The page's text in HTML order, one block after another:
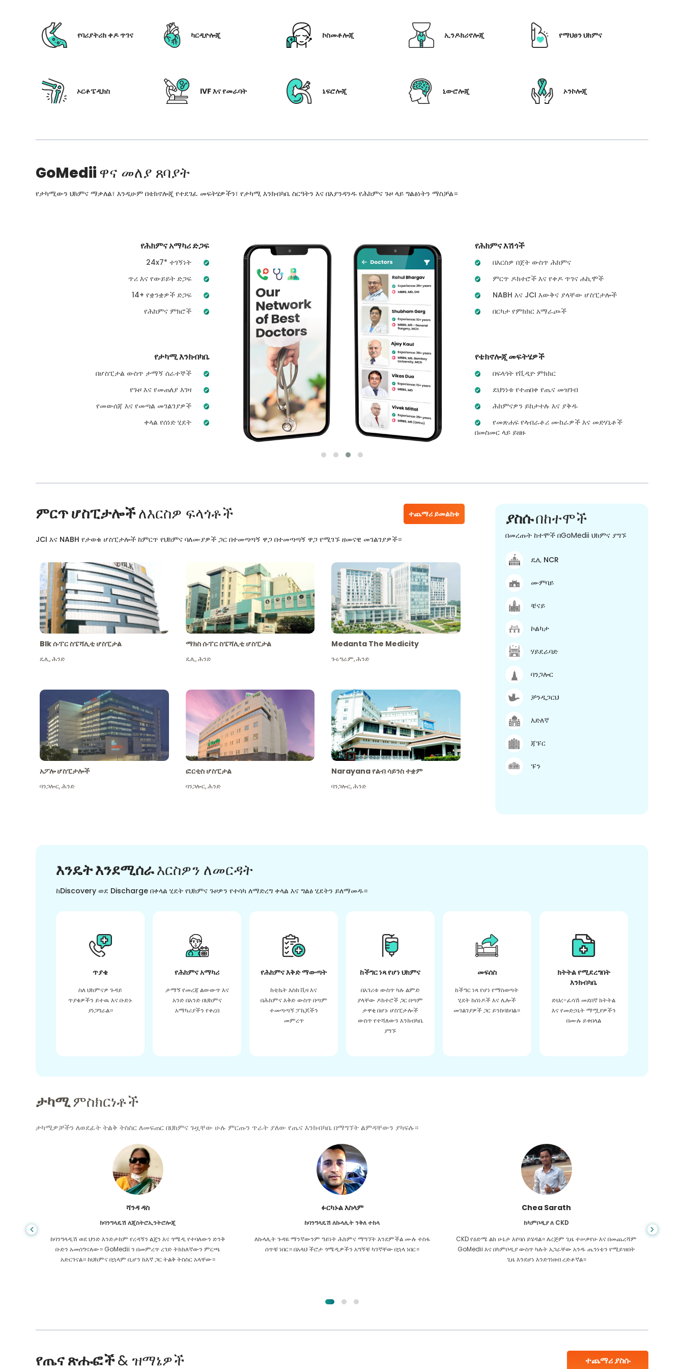
የባሪያትሪክ ቀዶ ጥገና ካርዲዮሎጂ ኮስመቶሎጂ ኢንዶክሪኖሎጂ የማህፀን ህክምና
ኦርቶፔዲክስ IVF እና የመራባት ኔፍሮሎጂ ኒውሮሎጂ ኦንኮሎጂ
GoMediiዋና መለያ ጸባያት
የታካሚውን ህክምና ማቃለል፣ እንዲሁም በቴክኖሎጂ የተደገፈ መፍትሄዎችን፣ የታካሚ እንክብካቤ ስርዓትን እና በእያንዳንዱ የሕክምና ጉዞ ላይ ግልፅነትን ማስቻል።
የሕክምና አማካሪ ድጋፍ
24x7* ተገኝነት
ጥሪ እና የውይይት ድጋፍ
14+ የቋንቋዎች ድጋፍ
የሕክምና ምክሮች
የታካሚ እንክብካቤ
በሆስፒታል ውስጥ ታማኝ ሰራተኞች
የጉዞ እና የመጠለያ እገዛ
የመውሰጃ እና የመጣል መገልገያዎች
ቀላል የሰነድ ሂደት
የሕክምና እሽጎች
በእርስዎ በጀት ውስጥ ሕክምና
ምርጥ ዶክተሮች እና የቀዶ ጥገና ሐኪሞች
NABH እና JCI እውቅና ያላቸው ሆስፒታሎች
በርካታ የምክክር አማራጮች
የቴክኖሎጂ መፍትሄዎች
በፍላጎት የቪዲዮ ምክክር
ደህንነቱ የተጠበቀ የጤና መዝገብ
ሕክምናዎን ይከታተሉ እና ያቅዱ
የመጽሐፍ የላብራቶሪ ሙከራዎች እና መድሃኒቶች
በመስመር ላይ ይዘዙ
ምርጥ ሆስፒታሎችለእርስዎ ፍላጎቶች ተጨማሪ ይመልከቱ
JCI እና NABH የታወቁ ሆስፒታሎች ከምርጥ የህክምና ባለሙያዎች ጋር በተመጣጣኝ ዋጋ በተመጣጣኝ ዋጋ የሚገኙ ዘመናዊ መገልገያዎች።
Blk ሱፐር ስፔሻሊቲ ሆስፒታል
ዴሊ,ሕንድ
ማክስ ሱፐር ስፔሻሊቲ ሆስፒታል
ዴሊ,ሕንድ
Medanta The Medicity
ጉሩግራም,ሕንድ
አፖሎ ሆስፒታሎች
ባንጋሎር,ሕንድ
ፎርቲስ ሆስፒታል
ባንጋሎር,ሕንድ
Narayana የልብ ሳይንስ ተቋም
ባንጋሎር,ሕንድ
ያስሱበከተሞች
በመረጡት ከተሞች በGoMedii ህክምና ያግኙ
ዴሊ NCR
ሙምባይ
ቼናይ
ኮልካታ
ሃይደራባድ
ባንጋሎር
ቻንዲጋርህ
እድለኛ
ጃፑር
ፑን
እንዴት እንደሚሰራእርስዎን ለመርዳት
ከDiscovery ወደ Discharge በቀላል ሂደት የህክምና ጉዞዎን የተሳካ ለማድረግ ቀላል እና ግልፅ ሂደትን ይለማመዱ።
ጥያቄ
ስለ ህክምናዎ ጉዳይ
ጥያቄዎችን ይተዉ እና ቡድኑ
ያነጋግራል።
የሕክምና አማካሪ
ታማኝ የመረጃ ልውውጥ እና
አንድ በአንድ በህክምና
አማካሪያችን የቀረበ
የሕክምና እቅድ ማውጣት
ከቲኬት እስከ ቪዛ እና
በሕክምና እቅድ ውስጥ በጣም
ተመጣጣኝ ፓኬጆችን
መምረጥ
ከችግር ነጻ የሆነ ህክምና
በአገሪቱ ውስጥ ካሉ ልምድ
ያላቸው ዶክተሮች ጋር በጣም
ታዋቂ በሆኑ ሆስፒታሎች
ውስጥ የተሻለውን እንክብካቤ
ያግኙ
መፍሰስ
ከችግር ነጻ የሆነ የማስወጣት
ሂደት ከሰነዶች እና ሌሎች
መገልገያዎች ጋር ይንከባከባል።
ክትትል የሚደረግበት
እንክብካቤ
ድህረ-ፈሳሽ መደበኛ ክትትል
እና የመድኃኒት ማሟያዎችን
በሙሉ ይቀበላል
ታካሚምስክርነቶች
ታካሚዎቻችን ለወደፊት ትልቅ ትስስር ለመፍጠር በህክምና ጉዟቸው ሁሉ ምርጡን ጥራት ያለው የጤና እንክብካቤ በማግኘት ልምዳቸውን ያካፍሉ።
ሻንዳ ዳስ
ከባንግላዴሽ ለጂስትሮኢንትሮሎጂ
ከባንግላዲሽ ወደ ህንድ እንድታከም የረዳኝን ልጄን እና ጎሜዲ የተባለውን ድንቅ
ቡድን አመሰግናለው። GoMedii ን በመምረጥ ረገድ ትክክለኛውን ምርጫ
አድርገናል። ከህክምና በኋላም ቢሆን ከእኛ ጋር ትልቅ ትስስር አላቸው።
ፉርካኑል እስላም
ከባንግላዴሽ ለኩላሊት ንቅለ ተከላ
ለኩላሊት ጉዳዬ ማንኛውንም ዓይነት ሕክምና ማግኘት እንደምችል ሙሉ ተስፋ
ሰጥቼ ነበር። በአላህ ችሮታ ጎሜዲዎችን አግኝቼ ካገኛቸው በኋላ ነበር።
Chea Sarath
ከካምቦዲያ ለ CKD
CKD የዕድሜ ልክ ሁኔታ እየባሰ ይሄዳል። ለረጅም ጊዜ ተሠቃየሁ እና በመጨረሻም
GoMedii እና በካምቦዲያ ውስጥ ካሉት አጋራቸው አንዱ ጤንነቴን የሚይዝበት
ጊዜ እንደሆነ እንድገነዘብ ረድቶኛል።
የጤና ጽሑፎች& ዝማኔዎች ተጨማሪ ያስሱ